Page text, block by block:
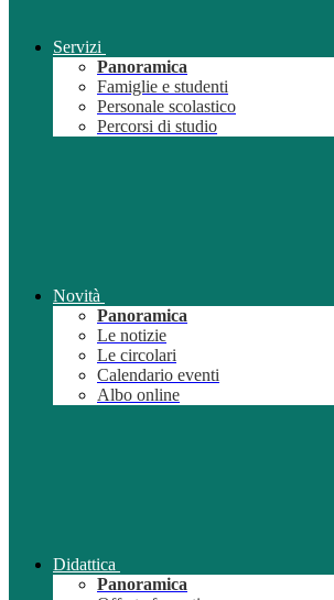
Servizi
Panoramica
Famiglie e studenti
Personale scolastico
Percorsi di studio
Novità
Panoramica
Le notizie
Le circolari
Calendario eventi
Albo online
Didattica
Panoramica